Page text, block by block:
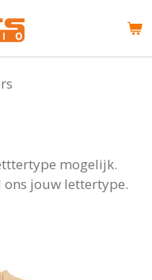
mogelijk.
jouw lettertype.